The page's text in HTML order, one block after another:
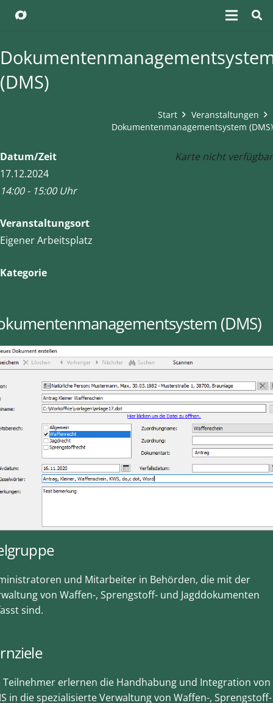
(DMS)
Start
Veranstaltungen
Dokumentenmanagementsystem (DMS)
Karte nicht verfügbar
Datum/Zeit
17.12.2024
14:00 - 15:00 Uhr
Veranstaltungsort
Eigener Arbeitsplatz
Kategorie
(DMS)
und Mitarbeiter in Behörden, die mit der
von Waffen-, Sprengstoff- und Jagddokumenten
sind.
Teilnehmer erlernen die Handhabung und Integration von
in die spezialisierte Verwaltung von Waffen-, Sprengstoff-